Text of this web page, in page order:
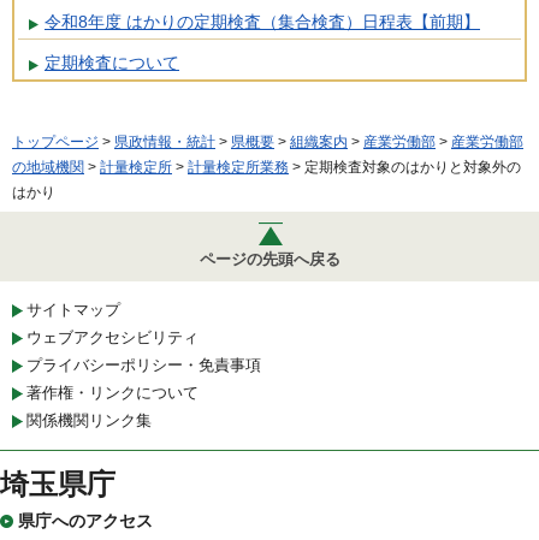
令和8年度 はかりの定期検査（集合検査）日程表【前期】
定期検査について
トップページ > 県政情報・統計 > 県概要 > 組織案内 > 産業労働部 > 産業労働部
の地域機関 > 計量検定所 > 計量検定所業務 > 定期検査対象のはかりと対象外の
はかり
ページの先頭へ戻る
サイトマップ
ウェブアクセシビリティ
プライバシーポリシー・免責事項
著作権・リンクについて
関係機関リンク集
埼玉県庁
県庁へのアクセス